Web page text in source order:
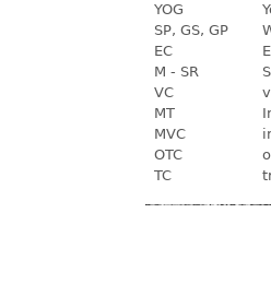
YOG
SP, GS, GP
EC
M - SR
VC
MT
MVC
OTC
TC